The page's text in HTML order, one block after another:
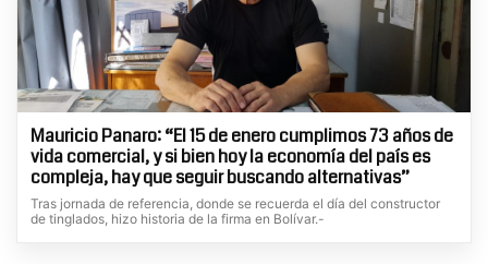
Mauricio Panaro: “El 15 de enero cumplimos 73 años de
vida comercial, y si bien hoy la economía del país es
compleja, hay que seguir buscando alternativas”
Tras jornada de referencia, donde se recuerda el día del constructor
de tinglados, hizo historia de la firma en Bolívar.-